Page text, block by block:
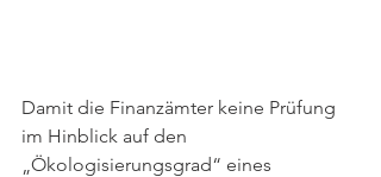
Damit die Finanzämter keine Prüfung
im Hinblick auf den
„Ökologisierungsgrad“ eines